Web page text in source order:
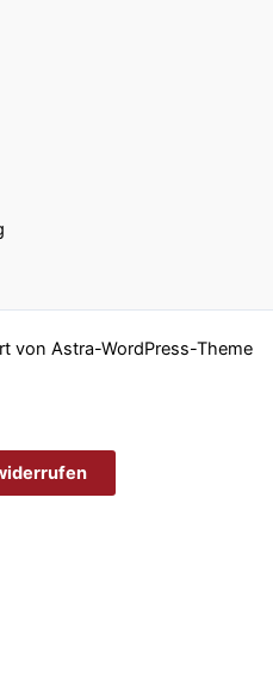
von Astra-WordPress-Theme